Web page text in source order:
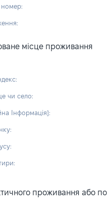
номер:
місце проживання
чи село:
Інформація]:
проживання або